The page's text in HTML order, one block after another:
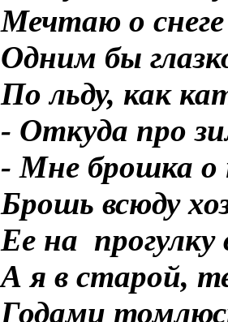
Мечтаю о
Одним бы
По льду, как
- Откуда про
- Мне брошка о
Брошь всюду
Ее на прогулку
А я в старой,
Годами